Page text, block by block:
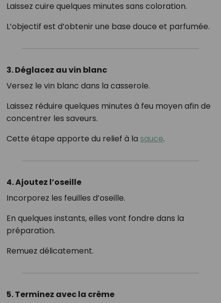
Laissez cuire quelques minutes sans coloration.
L’objectif est d’obtenir une base douce et parfumée.
3. Déglacez au vin blanc
Versez le vin blanc dans la casserole.
Laissez réduire quelques minutes à feu moyen afin de
concentrer les saveurs.
Cette étape apporte du relief à la sauce.
4. Ajoutez l’oseille
Incorporez les feuilles d’oseille.
En quelques instants, elles vont fondre dans la
préparation.
Remuez délicatement.
5. Terminez avec la crème